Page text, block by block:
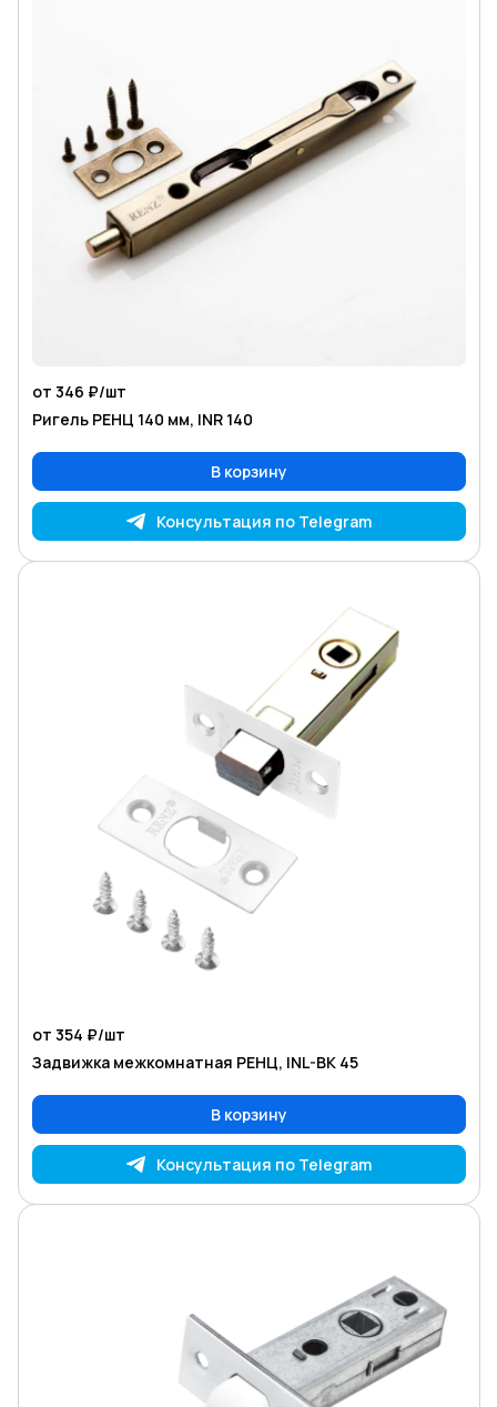
от 346 ₽/шт
Ригель РЕНЦ 140 мм, INR 140
В корзину
Консультация по Telegram
от 354 ₽/шт
Задвижка межкомнатная РЕНЦ, INL-BK 45
В корзину
Консультация по Telegram